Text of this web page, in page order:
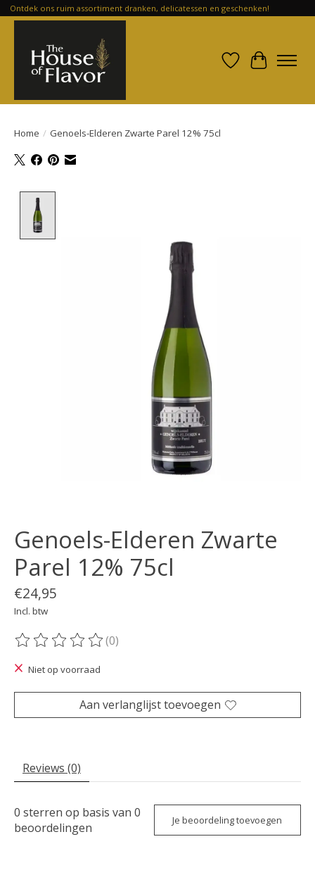
Ontdek ons ruim assortiment dranken, delicatessen en geschenken!
Verlanglijst
Home / Genoels-Elderen Zwarte Parel 12% 75cl
Genoels-Elderen Zwarte
Parel 12% 75cl
€24,95
Incl. btw
De beoordeling van dit product is
(0)
Niet op voorraad
Aan verlanglijst toevoegen
Reviews (0)
0 sterren op basis van 0
beoordelingen
Je beoordeling toevoegen